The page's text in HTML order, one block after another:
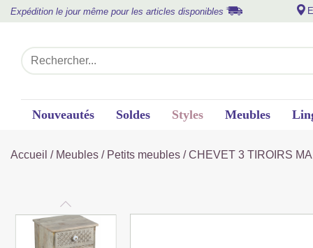
Expédition le jour même pour les articles disponibles
Nouveautés Soldes Styles Meubles
Accueil / Meubles / Petits meubles / CHEVET 3 TIROIRS